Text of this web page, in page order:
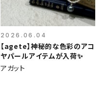
2026.06.04
【agete】神秘的な色彩のアコ
ヤパールアイテムが入荷✨
アガット